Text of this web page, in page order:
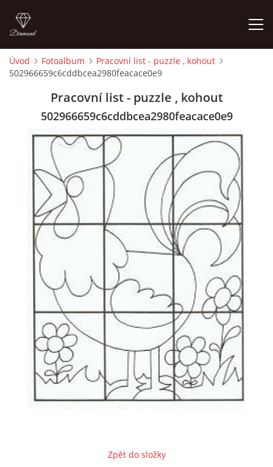
ÚVOD
FOTOALBUM
DĚJINY VÝTVARNÉHO UMĚNÍ
NOVINKY ZE ŠKOLSTVÍ 2025
ROČNÍ PLÁN - INSPIRACE /DLE NOVÉHO RVP PV 2025
VZDĚLÁVACÍ BLOK ZÁŘÍ
VZDĚLÁVACÍ BLOK ŘÍJEN
VZDĚLÁVACÍ BLOK LISTOPAD
Úvod Fotoalbum
Pracovní list - puzzle , kohout
502966659c6cddbcea2980feacace0e9
Pracovní list - puzzle , kohout
502966659c6cddbcea2980feacace0e9
Zpět do složky